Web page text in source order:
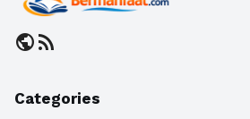
publicrss_feed
Categories